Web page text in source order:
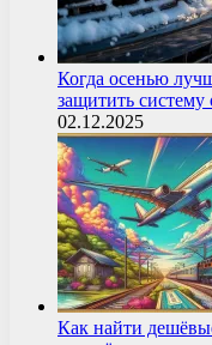
Когда осенью
защитить
02.12.2025
Как найти